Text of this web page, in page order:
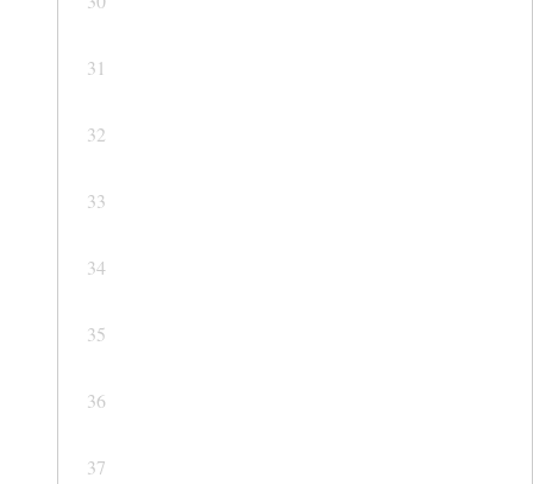
31
32
33
34
35
36
37